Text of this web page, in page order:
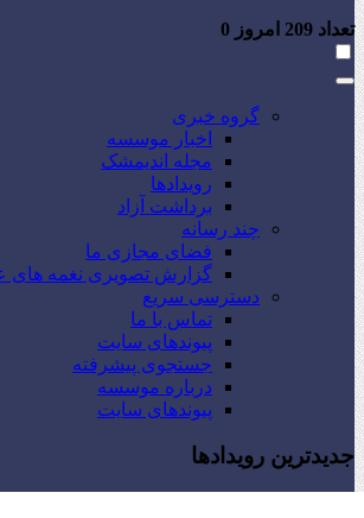
تعداد امروز 0
گروه خبری
اخبار موسسه
مجله اندیمشک
رویدادها
برداشت آزاد
چند رسانه
فضای مجازی ما
گزارش تصویری نغمه
دسترسی سریع
تماس با ما
پیوندهای سایت
جستجوی پیشرفته
درباره موسسه
پیوندهای سایت
جدیدترین رویدادها